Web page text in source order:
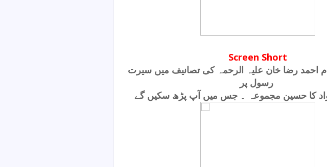
Screen Short
احمد رضا خان علیہ الرحمہ کی تصانیف میں سیرت
کا حسین مجموعہ ۔ جس میں آپ پڑھ سکیں گے